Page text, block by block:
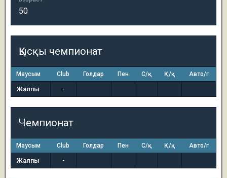
50
Қысқы чемпионат
Маусым Club Голдар Пен С/қ Қ/қ Авто/г
Жалпы -
Чемпионат
Маусым Club Голдар Пен С/қ Қ/қ Авто/г
Жалпы -